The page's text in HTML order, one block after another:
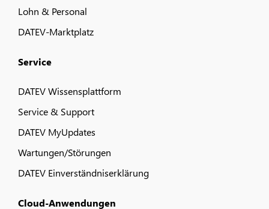
Lohn & Personal
DATEV-Marktplatz
Service
DATEV Wissensplattform
Service & Support
DATEV MyUpdates
Wartungen/Störungen
DATEV Einverständniserklärung
Cloud-Anwendungen